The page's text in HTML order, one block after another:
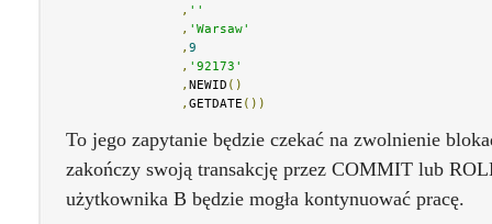
, ''
, 'Warsaw'
, 9
, '92173'
, NEWID ()
, GETDATE ())
To jego zapytanie będzie czekać na zwolnienie
zakończy swoją transakcję przez COMMIT lub
użytkownika B będzie mogła kontynuować pracę.